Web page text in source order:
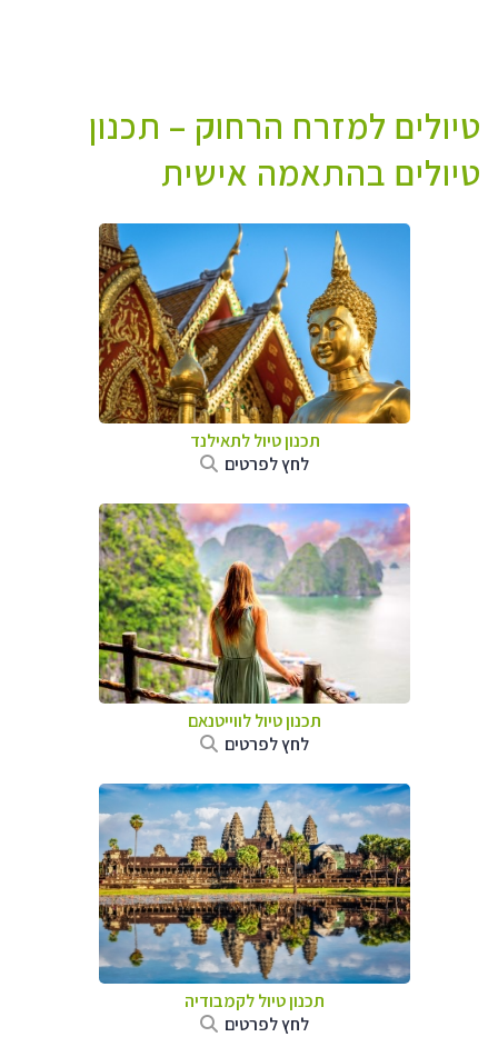
טיולים למזרח הרחוק – תכנון
טיולים בהתאמה אישית
תכנון טיול לתאילנד
לחץ לפרטים
תכנון טיול לווייטנאם
לחץ לפרטים
תכנון טיוללקמבודיה
לחץ לפרטים